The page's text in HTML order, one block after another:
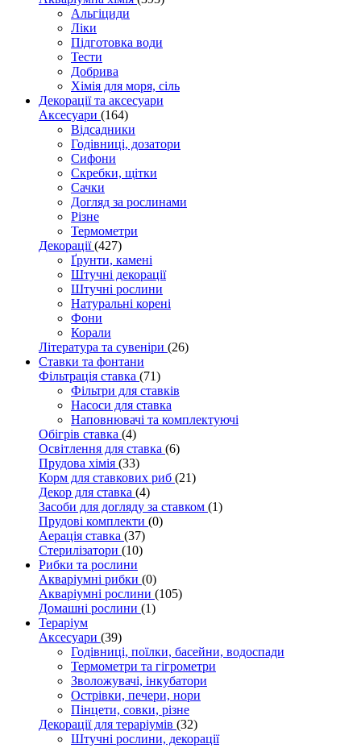
Альгіциди
Ліки
Підготовка води
Тести
Добрива
Хімія для моря, сіль
Декорації та аксесуари
Аксесуари (164)
Відсадники
Годівниці, дозатори
Сифони
Скребки, щітки
Сачки
Догляд за рослинами
Різне
Термометри
Декорації(427)
Ґрунти, камені
Штучні декорації
Штучні рослини
Натуральні корені
Фони
Корали
Література та сувеніри (26)
Ставки та фонтани
Фільтрація ставка (71)
Фільтри для ставків
Насоси для ставка
Наповнювачі та комплектуючі
Обігрів ставка (4)
Освітлення для ставка (6)
Прудова хімія (33)
Корм для ставкових риб (21)
Декор для ставка (4)
Засоби для догляду за ставком (1)
Прудові комплекти (0)
Аерація ставка (37)
Стерилізатори (10)
Рибки та рослини
Акваріумні рибки (0)
Акваріумні рослини (105)
Домашні рослини (1)
Тераріум
Аксесуари (39)
Годівниці, поїлки, басейни, водоспади
Термометри та гігрометри
Зволожувачі, інкубатори
Острівки, печери, нори
Пінцети, совки, різне
Декорації для тераріумів (32)
Штучні рослини, декорації